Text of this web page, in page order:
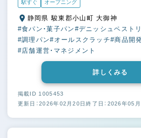
駅すぐ オープニング
静岡県 駿東郡小山町 大御神
#食パン・菓子パン #デニッシュペスト
#調理パン#オールスクラッチ#商品開
#店舗運営・マネジメント
詳しくみる
掲載ID 1005453
更新日：2026年02月20日終了日：2026年05